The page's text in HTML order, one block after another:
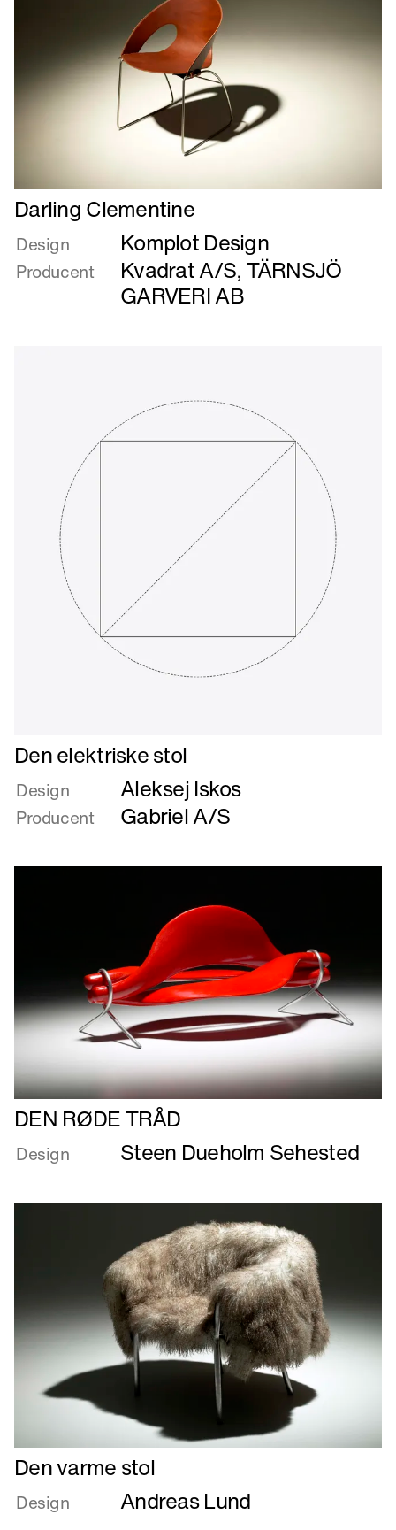
Læs
mere
om
Darling
Clementine
Darling Clementine
Design Komplot Design
Producent Kvadrat A/S,TÄRNSJÖ
GARVERI AB
Læs
mere
om
Den
elektriske
Den elektriske stol
Design Aleksej Iskos
Producent Gabriel A/S
Læs
mere
om
DEN RØDE TRÅD
Design Steen Dueholm Sehested
Læs
mere
om
Den varme stol
Design Andreas Lund